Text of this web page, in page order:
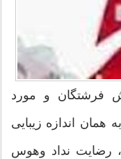
فرشتگان و مورد
اندازه زیبایی
رضایت نداد وهوس